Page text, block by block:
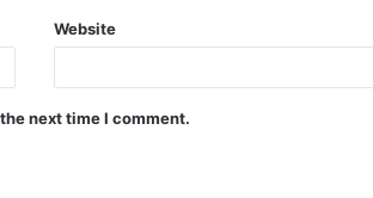
Website
next time I comment.